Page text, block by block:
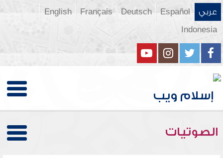
عربي Español
Deutsch
Français
English
Indonesia
الصوتيات